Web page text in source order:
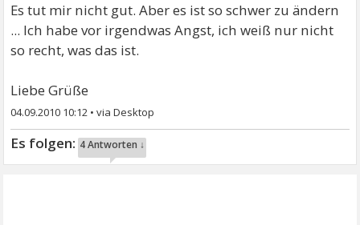
Es tut mir nicht gut. Aber es ist so schwer zu ändern
... Ich habe vor irgendwas Angst, ich weiß nur nicht
so recht, was das ist.
Liebe Grüße
04.09.2010 10:12 •
4 Antworten ↓